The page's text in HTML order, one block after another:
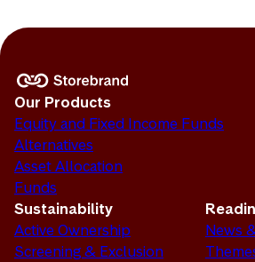
Our Products
Equity and Fixed Income Funds
Alternatives
Asset Allocation
Funds
Sustainability
Active Ownership
Screening & Exclusion
News